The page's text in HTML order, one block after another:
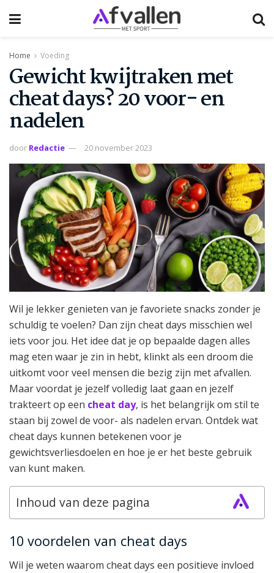
Home Voeding
Gewicht kwijtraken met
cheat days? 20 voor- en
nadelen
door Redactie 20 november 2023
Wil je lekker genieten van je favoriete snacks zonder je
schuldig te voelen? Dan zijn cheat days misschien wel
iets voor jou. Het idee dat je op bepaalde dagen alles
mag eten waar je zin in hebt, klinkt als een droom die
uitkomt voor veel mensen die bezig zijn met afvallen.
Maar voordat je jezelf volledig laat gaan en jezelf
trakteert op een cheat day, is het belangrijk om stil te
staan bij zowel de voor- als nadelen ervan. Ontdek wat
cheat days kunnen betekenen voor je
gewichtsverliesdoelen en hoe je er het beste gebruik
van kunt maken.
Inhoud van deze pagina
10 voordelen van cheat days
Wil je weten waarom cheat days een positieve invloed